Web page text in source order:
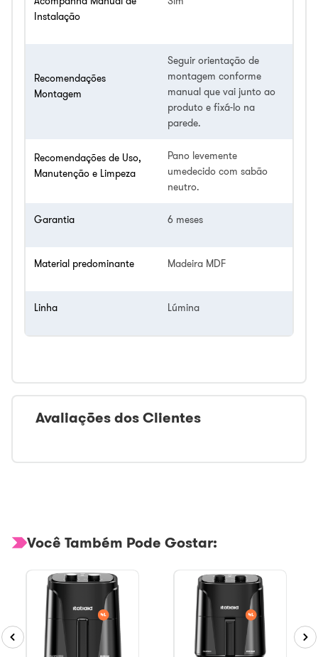
Instalação
Recomendações
Montagem
Seguir orientação de
montagem conforme
manual que vai junto ao
produto e fixá-lo na
parede.
Recomendações de Uso,
Manutenção e Limpeza
Pano levemente
umedecido com sabão
neutro.
Garantia 6 meses
Material predominante Madeira MDF
Linha Lúmina
Avaliações dos Clientes
Você Também Pode Gostar: